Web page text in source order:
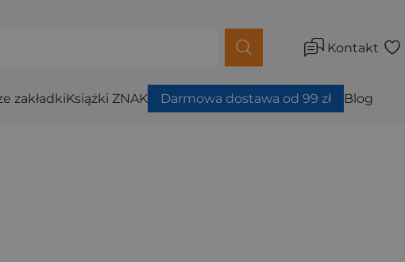
Kontakt
zakładkiKsiążki ZNAK Darmowa dostawa od 99 zł Blog